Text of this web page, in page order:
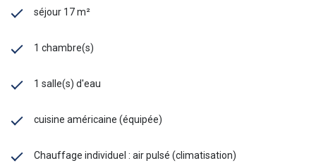
séjour 17 m²
1 chambre(s)
1 salle(s) d'eau
cuisine américaine (équipée)
Chauffage individuel : air pulsé (climatisation)